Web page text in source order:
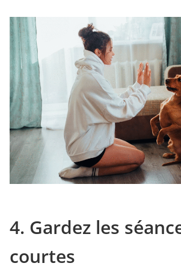
4. Gardez les
courtes